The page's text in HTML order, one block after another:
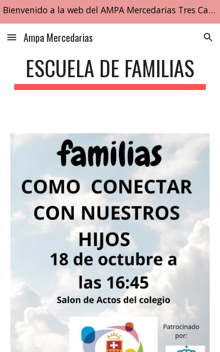
Bienvenido a la web del AMPA Mercedarias Tres Cantos
Ampa Mercedarias
ESCUELA DE FAMILIAS